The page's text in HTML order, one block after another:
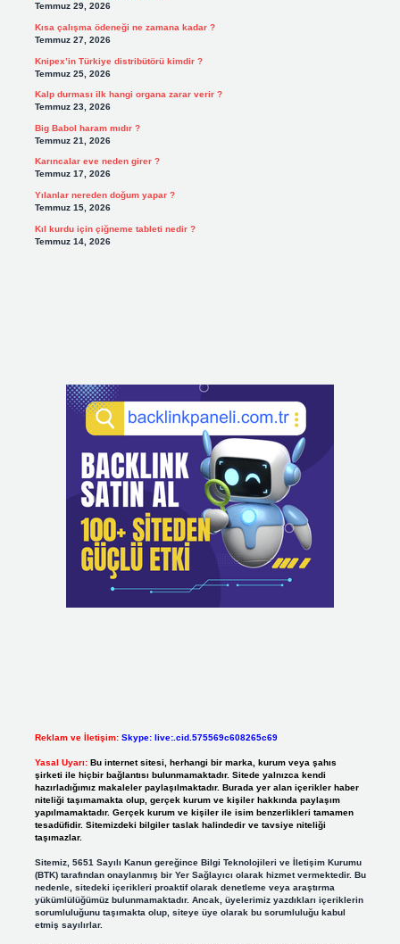
Temmuz 29, 2026
Kısa çalışma ödeneği ne zamana kadar ?
Temmuz 27, 2026
Knipex’in Türkiye distribütörü kimdir ?
Temmuz 25, 2026
Kalp durması ilk hangi organa zarar verir ?
Temmuz 23, 2026
Big Babol haram mıdır ?
Temmuz 21, 2026
Karıncalar eve neden girer ?
Temmuz 17, 2026
Yılanlar nereden doğum yapar ?
Temmuz 15, 2026
Kıl kurdu için çiğneme tableti nedir ?
Temmuz 14, 2026
Reklam ve İletişim: Skype: live:.cid.575569c608265c69
Yasal Uyarı: Bu internet sitesi, herhangi bir marka, kurum veya şahıs
şirketi ile hiçbir bağlantısı bulunmamaktadır. Sitede yalnızca kendi
hazırladığımız makaleler paylaşılmaktadır. Burada yer alan içerikler haber
niteliği taşımamakta olup, gerçek kurum ve kişiler hakkında paylaşım
yapılmamaktadır. Gerçek kurum ve kişiler ile isim benzerlikleri tamamen
tesadüfidir. Sitemizdeki bilgiler taslak halindedir ve tavsiye niteliği
taşımazlar.
Sitemiz, 5651 Sayılı Kanun gereğince Bilgi Teknolojileri ve İletişim Kurumu
(BTK) tarafından onaylanmış bir Yer Sağlayıcı olarak hizmet vermektedir. Bu
nedenle, sitedeki içerikleri proaktif olarak denetleme veya araştırma
yükümlülüğümüz bulunmamaktadır. Ancak, üyelerimiz yazdıkları içeriklerin
sorumluluğunu taşımakta olup, siteye üye olarak bu sorumluluğu kabul
etmiş sayılırlar.